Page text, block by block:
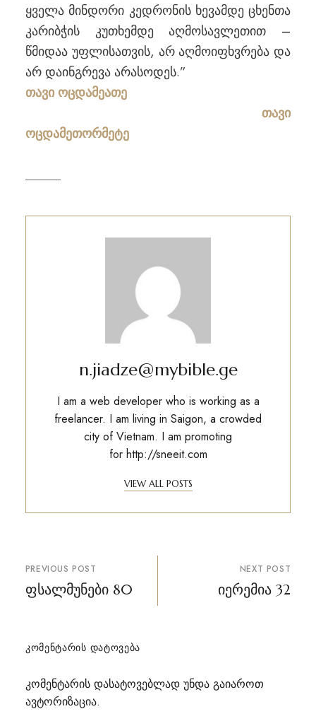
ყველა მინდორი კედრონის ხევამდე ცხენთა
კარიბჭის კუთხემდე აღმოსავლეთით –
წმიდაა უფლისათვის, არ აღმოიფხვრება და
არ დაინგრევა არასოდეს.”
თავი ოცდამეათე
თავი
ოცდამეთორმეტე
n.jiadze@mybible.ge
I am a web developer who is working as a
freelancer. I am living in Saigon, a crowded
city of Vietnam. I am promoting
for http://sneeit.com
VIEW ALL POSTS
პოსტის
ნავიგაცია
PREVIOUS POST
ფსალმუნები 80
NEXT POST
იერემია 32
ᲙᲝᲛᲔᲜᲢᲐᲠᲘᲡ ᲓᲐᲢᲝᲕᲔᲑᲐ
კომენტარის დასატოვებლად უნდა გაიაროთ
ავტორიზაცია.